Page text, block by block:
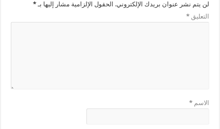
لن يتم نشر عنوان بريدك الإلكتروني. الحقول الإلزامية مشار إليها بـ*
التعليق*
الاسم*